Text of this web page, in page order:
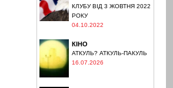
КЛУБУ ВІД 3 ЖОВТНЯ 2022
РОКУ
04.10.2022
КІНО
АТКУЛЬ? АТКУЛЬ-ПАКУЛЬ
16.07.2026